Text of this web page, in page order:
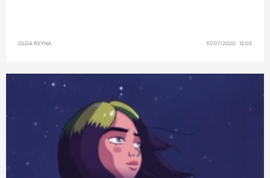
OLGA REYNA 31/07/2020 12:03